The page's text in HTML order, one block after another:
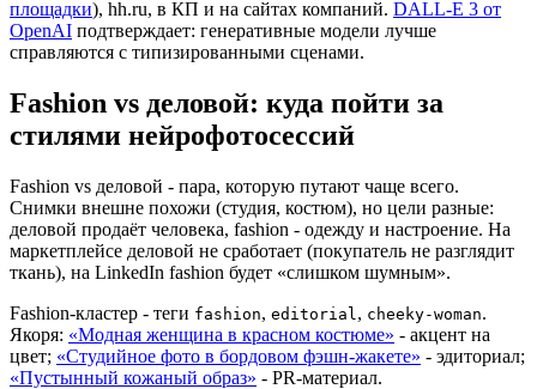
площадки), hh.ru, в КП и на сайтах компаний. DALL-E 3 от
OpenAI подтверждает: генеративные модели лучше
справляются с типизированными сценами.
Fashion vs деловой: куда пойти за
стилями нейрофотосессий
Fashion vs деловой - пара, которую путают чаще всего.
Снимки внешне похожи (студия, костюм), но цели разные:
деловой продаёт человека, fashion - одежду и настроение. На
маркетплейсе деловой не сработает (покупатель не разглядит
ткань), на LinkedIn fashion будет «слишком шумным».
Fashion-кластер - теги fashion, editorial , cheeky-woman.
Якоря: «Модная женщина в красном костюме» - акцент на
цвет; «Студийное фото в бордовом фэшн-жакете» - эдиториал;
«Пустынный кожаный образ» - PR-материал.